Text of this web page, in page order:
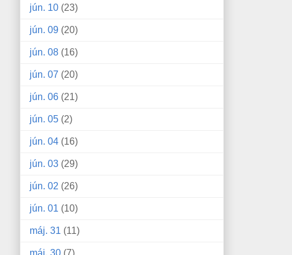
jún. 10 (23)
jún. 09 (20)
jún. 08 (16)
jún. 07 (20)
jún. 06 (21)
jún. 05 (2)
jún. 04 (16)
jún. 03 (29)
jún. 02 (26)
jún. 01 (10)
máj. 31 (11)
máj. 30 (7)